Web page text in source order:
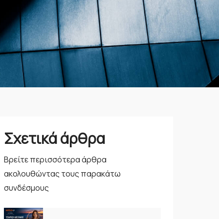
Σχετικά άρθρα
Βρείτε περισσότερα άρθρα
ακολουθώντας τους παρακάτω
συνδέσμους